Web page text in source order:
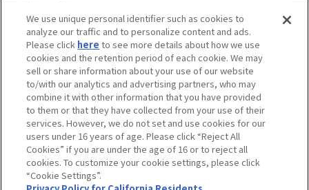
採用情報
サステナビリティ
お問い合わせ
ウェブサイトご利用条件 ソーシャルメディアポリシー
個人情報及び特定個人情報等の取り扱いに関する保護方針
Do Not Sell or Share My Personal Information著作権・商標について
We use unique personal identifier such as cookies to
analyze our traffic and to personalize content and ads.
Please click here to see more details about how we use
cookies and the retention period of each cookie. We may
sell or share information about your use of our website
to/with our analytics and advertising partners, who may
combine it with other information that you have provided
to them or that they have collected from your use of their
services. However, we do not set and use cookies for our
users under 16 years of age. Please click “Reject All
Cookies” if you are under the age of 16 or to reject all
cookies. To customize your cookie settings, please click
“Cookie Settings”.